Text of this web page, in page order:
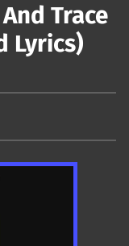
Trace
Lyrics)